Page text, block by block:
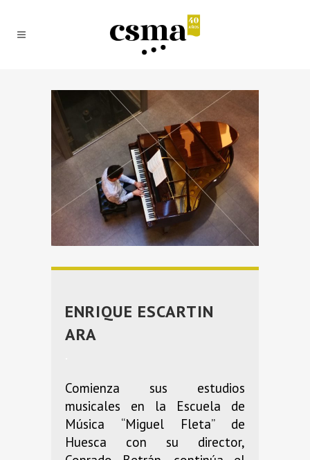
ENRIQUE ESCARTIN
ARA
Comienza sus estudios
musicales en la Escuela de
Música “Miguel Fleta” de
Huesca con su director,